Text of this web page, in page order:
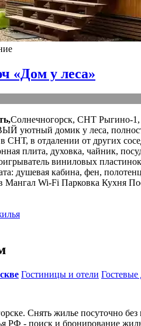
«Дом у леса»
Солнечногорск, СНТ Рыгино-1,
уютный домик у леса,
СНТ, в отдалении от других
плита, духовка, чайник,
виниловых
душевая кабина, фен,
Мангал Wi-Fi Парковка Кухня
Гостиницы и отели Гостевые
Снять жилье посуточно
РФ - поиск и бронирование